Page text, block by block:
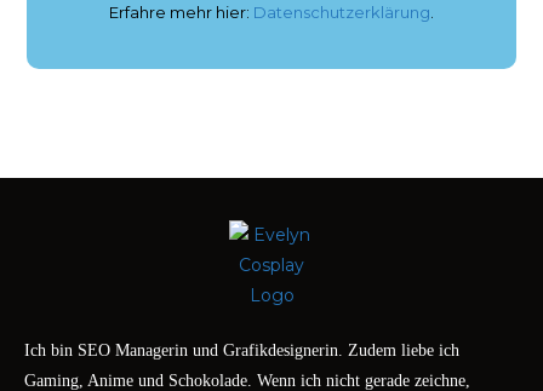
Erfahre mehr hier: Datenschutzerklärung
Ich bin SEO Managerin und Grafikdesignerin. Zudem liebe ich
Gaming, Anime und Schokolade. Wenn ich nicht gerade zeichne,